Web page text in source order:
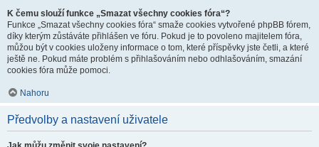
K čemu slouží funkce „Smazat všechny cookies fóra“?
Funkce „Smazat všechny cookies fóra“ smaže cookies vytvořené phpBB fórem,
díky kterým zůstáváte přihlášen ve fóru. Pokud je to povoleno majitelem fóra,
můžou být v cookies uloženy informace o tom, které příspěvky jste četli, a které
ještě ne. Pokud máte problém s přihlašováním nebo odhlašováním, smazání
cookies fóra může pomoci.
Nahoru
Předvolby a nastavení uživatele